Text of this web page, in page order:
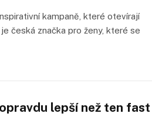
kampaně, které otevírají
česká značka pro ženy, které se
lepší než ten fast